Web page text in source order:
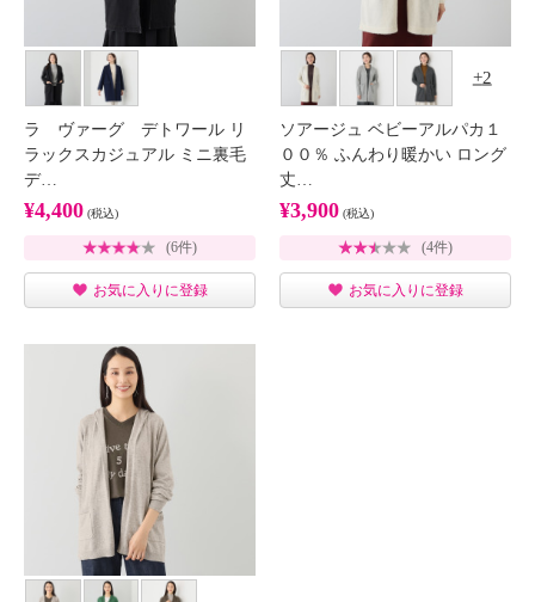
ラ ヴァーグ デトワール リ
ラックスカジュアル ミニ裏毛
デ…
¥4,400 (税込)
(6件)
お気に入りに登録
2
ソアージュ ベビーアルパカ１
００％ ふんわり暖かい ロング
丈…
¥3,900 (税込)
(4件)
お気に入りに登録